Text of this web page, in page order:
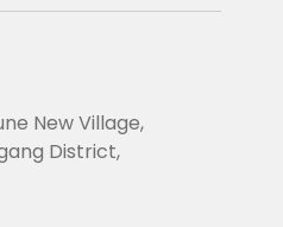
New Village,
District,